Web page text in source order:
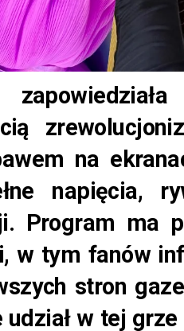
na
napięcia,
Program ma
w tym fanów
stron
w tej